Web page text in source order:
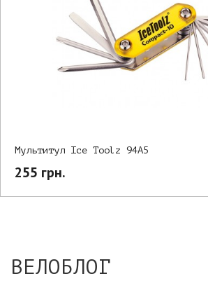
Мультитул Ice Toolz 94A5
255 грн.
ВЕЛОБЛОГ